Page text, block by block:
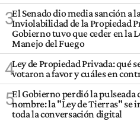
3El Senado dio media sanción a
Inviolabilidad de la Propiedad
Gobierno tuvo que ceder en la
Manejo del Fuego
4Ley de Propiedad Privada: qué
votaron a favor y cuáles en
5El Gobierno perdió la pulseada
nombre: la "Ley de Tierras" se
toda la conversación digital